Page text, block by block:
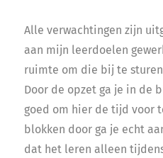
Alle verwachtingen zijn
aan mijn leerdoelen
ruimte om die bij te
Door de opzet ga je in de
goed om hier de tijd voor
blokken door ga je echt
dat het leren alleen